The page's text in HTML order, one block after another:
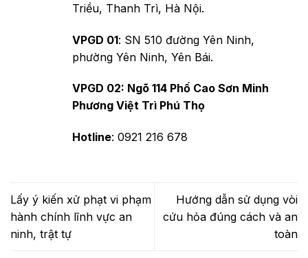
Triều, Thanh Trì, Hà Nội.
VPGD 01: SN 510 đường Yên Ninh,
phường Yên Ninh, Yên Bái.
VPGD 02: Ngõ 114 Phố Cao Sơn Minh
Phương Việt Trì Phú Thọ
Hotline: 0921 216 678
Lấy ý kiến xử phạt vi phạm
hành chính lĩnh vực an
ninh, trật tự
Hướng dẫn sử dụng vòi
cứu hỏa đúng cách và an
toàn